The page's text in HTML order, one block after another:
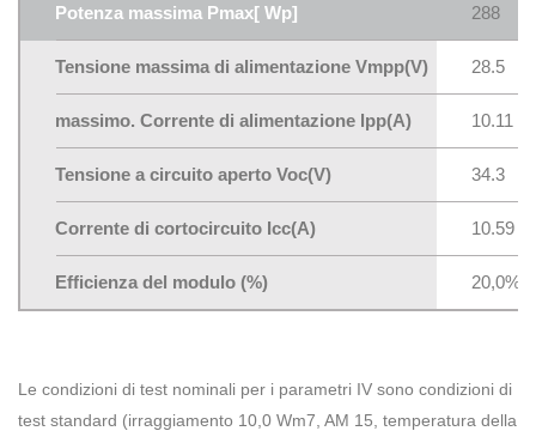
Potenza massima Pmax[ Wp] 288
Tensione massima di alimentazione Vmpp(V) 28.5
massimo. Corrente di alimentazione lpp(A) 10.11
Tensione a circuito aperto Voc(V) 34.3
Corrente di cortocircuito Icc(A) 10.59
Efficienza del modulo (%) 20,0%
Le condizioni di test nominali per i parametri IV sono condizioni di
test standard (irraggiamento 10,0 Wm7, AM 15, temperatura della